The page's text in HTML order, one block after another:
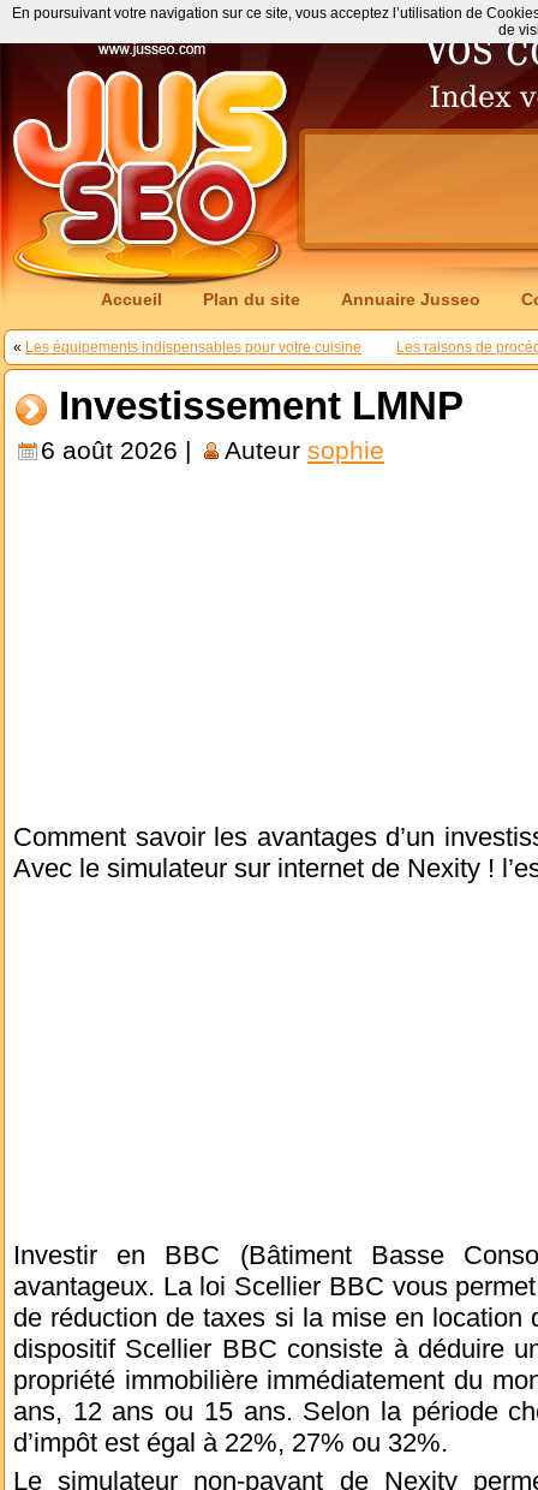
Accueil Plan du site Annuaire Jusseo
« Les équipements indispensables pour votre cuisine Les raisons de
Investissement LMNP
6 août 2026 | Auteur sophie
Comment savoir les avantages d’un
Avec le simulateur sur internet de Nexity !
Investir en BBC (Bâtiment Basse
avantageux. La loi Scellier BBC vous
de réduction de taxes si la mise en location
dispositif Scellier BBC consiste à déduire
propriété immobilière immédiatement du
ans, 12 ans ou 15 ans. Selon la période
d’impôt est égal à 22%, 27% ou 32%.
Le simulateur non-payant de Nexity
En poursuivant votre navigation sur ce site, vous acceptez l’utilisation de
de